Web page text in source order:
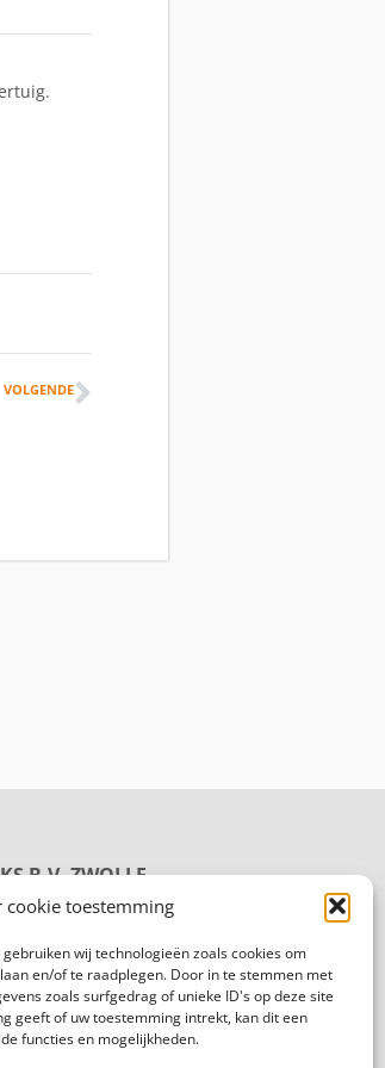
cookie toestemming
wij technologieën zoals cookies om
en/of te raadplegen. Door in te stemmen met
zoals surfgedrag of unieke ID's op deze site
geeft of uw toestemming intrekt, kan dit een
functies en mogelijkheden.
VOLGENDE
B.V. ZWOLLE
088 625 96 00